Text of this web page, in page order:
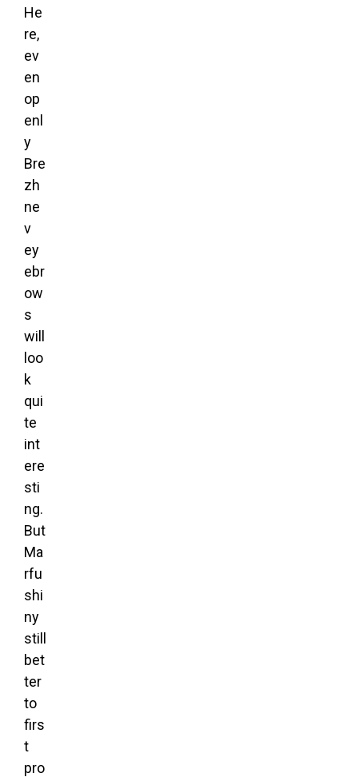
He
re,
ev
en
op
enl
y
Bre
zh
ne
v
ey
ebr
ow
s
will
loo
k
qui
te
int
ere
sti
ng.
But
Ma
rfu
shi
ny
still
bet
ter
to
firs
t
pro